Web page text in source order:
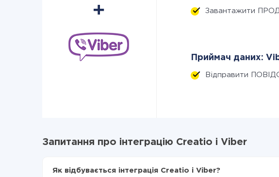
Завантажити
Приймач даних:
Відправити
Запитання про інтеграцію Creatio і Viber
Як відбувається інтеграція Creatio і Viber?